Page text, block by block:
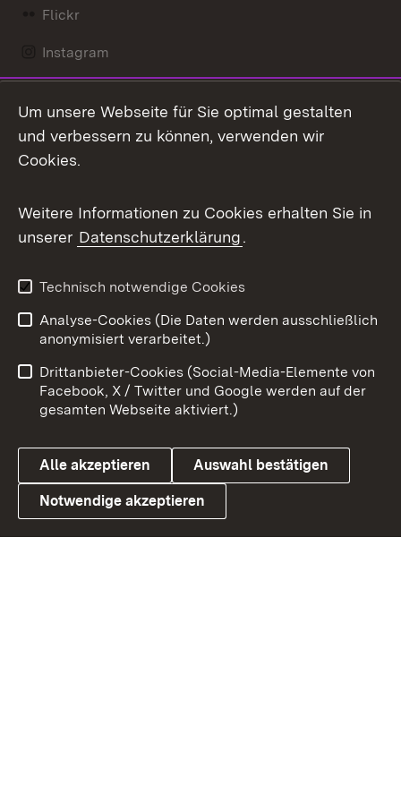
Flickr
Instagram
Mastodon
Messenger
Social Wall
X / Twitter
Youtube
Link zum Landesportal
Benutzungshinweise
Barrierefreiheit
Datenschutz
Cookies
Um unsere Webseite für Sie optimal gestalten
und verbessern zu können, verwenden wir
Cookies.
Weitere Informationen zu Cookies erhalten Sie in
unserer Datenschutzerklärung.
Technisch notwendige Cookies
Analyse-Cookies (Die Daten werden ausschließlich
anonymisiert verarbeitet.)
Drittanbieter-Cookies (Social-Media-Elemente von
Facebook, X / Twitter und Google werden auf der
gesamten Webseite aktiviert.)
Alle akzeptieren Auswahl bestätigen
Notwendige akzeptieren